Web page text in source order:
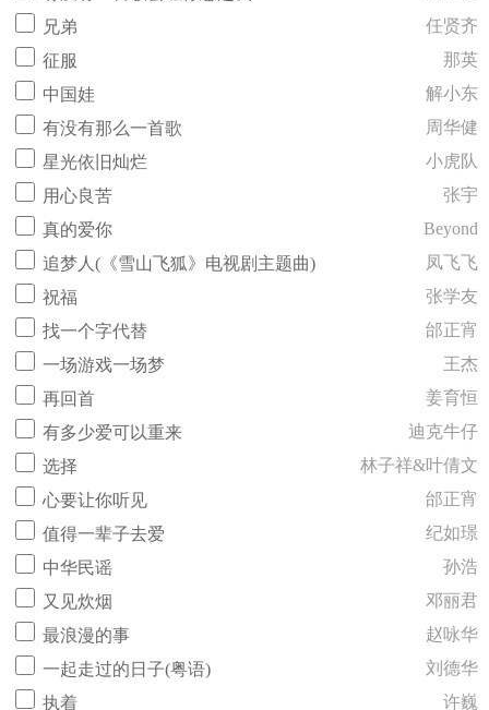
兄弟
任贤齐
征服
那英
中国娃
解小东
有没有那么一首歌
周华健
星光依旧灿烂
小虎队
用心良苦
张宇
真的爱你
Beyond
追梦人(《雪山飞狐》电视剧主题曲)
凤飞飞
祝福
张学友
找一个字代替
邰正宵
一场游戏一场梦
王杰
再回首
姜育恒
有多少爱可以重来
迪克牛仔
选择
林子祥&叶倩文
心要让你听见
邰正宵
值得一辈子去爱
纪如璟
中华民谣
孙浩
又见炊烟
邓丽君
最浪漫的事
赵咏华
一起走过的日子(粤语)
刘德华
执着
许巍